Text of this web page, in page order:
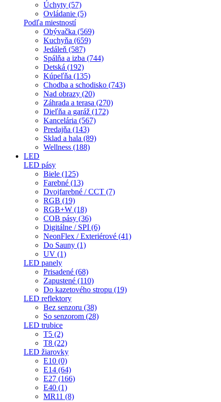
Úchyty (57)
Ovládanie (5)
Podľa miestností
Obývačka (569)
Kuchyňa (659)
Jedáleň (587)
Spálňa a izba (744)
Detská (192)
Kúpeľňa (135)
Chodba a schodisko (743)
Nad obrazy (20)
Záhrada a terasa (270)
Dieľňa a garáž (172)
Kancelária (567)
Predajňa (143)
Sklad a hala (89)
Wellness (188)
LED
LED pásy
Biele (125)
Farebné (13)
Dvojfarebné / CCT (7)
RGB (19)
RGB+W (18)
COB pásy (36)
Digitálne / SPI (6)
NeonFlex / Exteriérové (41)
Do Sauny (1)
UV (1)
LED panely
Prisadené (68)
Zapustené (110)
Do kazetového stropu (19)
LED reflektory
Bez senzoru (38)
So senzorom (28)
LED trubice
T5 (2)
T8 (22)
LED žiarovky
E10 (0)
E14 (64)
E27 (166)
E40 (1)
MR11 (8)